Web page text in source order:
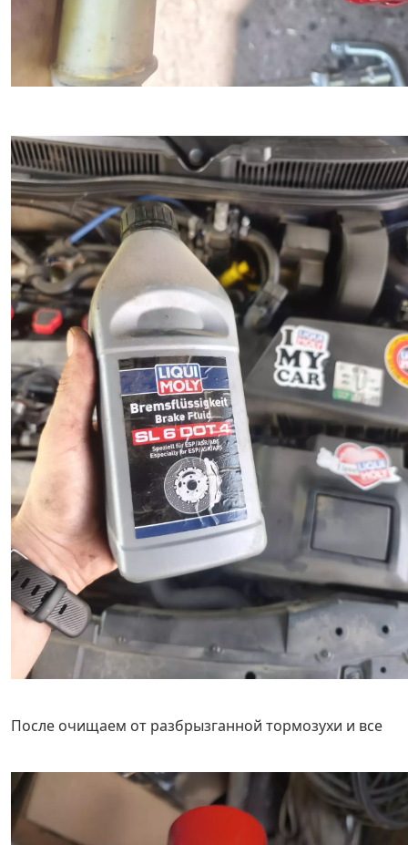
После очищаем от разбрызганной тормозухи и все